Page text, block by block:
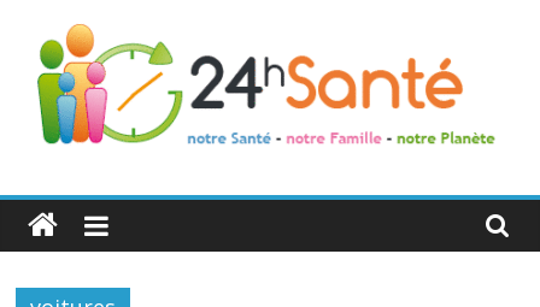
24h
Santé